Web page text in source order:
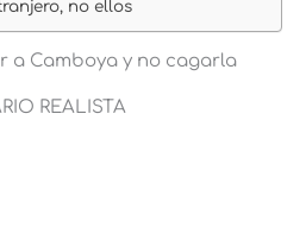
no ellos
a Camboya y no cagarla
REALISTA